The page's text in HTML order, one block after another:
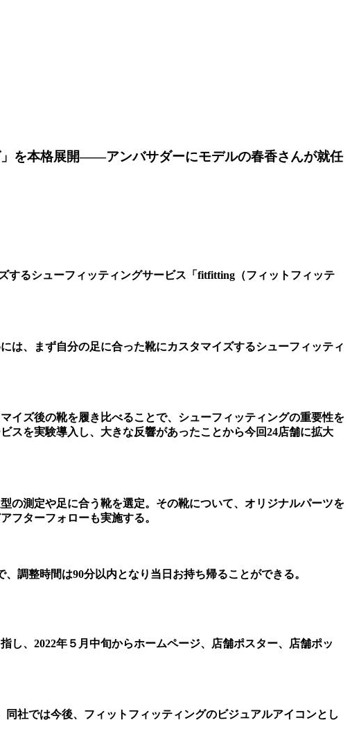
を本格展開――アンバサダーにモデルの春香さんが就任
るシューフィッティングサービス「fitfitting（フィットフィッテ
は、まず自分の足に合った靴にカスタマイズするシューフィッティ
イズ後の靴を履き比べることで、シューフィッティングの重要性を
スを実験導入し、大きな反響があったことから今回24店舗に拡大
の測定や足に合う靴を選定。その靴について、オリジナルパーツを
フターフォローも実施する。
調整時間は90分以内となり当日お持ち帰ることができる。
、2022年５月中旬からホームページ、店舗ポスター、店舗ポッ
社では今後、フィットフィッティングのビジュアルアイコンとし